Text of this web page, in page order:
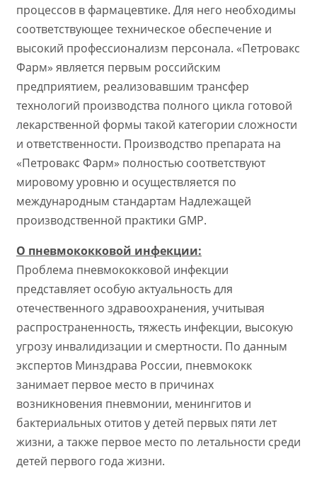
процессов в фармацевтике. Для него необходимы
соответствующее техническое обеспечение и
высокий профессионализм персонала. «Петровакс
Фарм» является первым российским
предприятием, реализовавшим трансфер
технологий производства полного цикла готовой
лекарственной формы такой категории сложности
и ответственности. Производство препарата на
«Петровакс Фарм» полностью соответствуют
мировому уровню и осуществляется по
международным стандартам Надлежащей
производственной практики GMP.
О пневмококковой инфекции:
Проблема пневмококковой инфекции
представляет особую актуальность для
отечественного здравоохранения, учитывая
распространенность, тяжесть инфекции, высокую
угрозу инвалидизации и смертности. По данным
экспертов Минздрава России, пневмококк
занимает первое место в причинах
возникновения пневмонии, менингитов и
бактериальных отитов у детей первых пяти лет
жизни, а также первое место по летальности среди
детей первого года жизни.